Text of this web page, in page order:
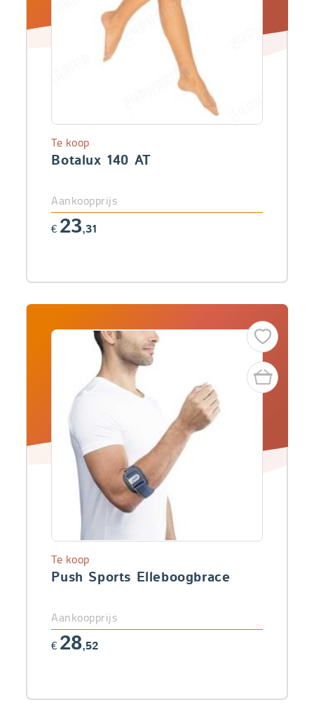
Botalux 140 AT
Te koop
Aankoopprijs
€ 23,31
Push Sports Elleboogbrace
Te koop
Aankoopprijs
€ 28,52